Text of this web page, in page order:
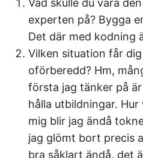
experten på? Bygga
Det där med kodning
Vilken situation får
oförberedd? Hm,
första jag tänker på
hålla utbildningar.
mig blir jag ändå
jag glömt bort precis
bra såklart ändå, det